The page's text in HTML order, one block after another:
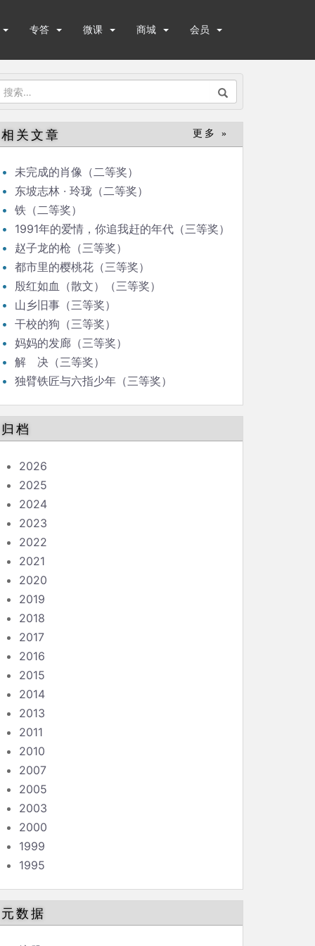
专答 微课 商城 会员
搜
：
相关文章 更多 »
未完成的肖像（二等奖）
东坡志林 · 玲珑（二等奖）
铁（二等奖）
1991年的爱情，你追我赶的年代（三等奖）
赵子龙的枪（三等奖）
都市里的樱桃花（三等奖）
殷红如血（散文）（三等奖）
山乡旧事（三等奖）
干校的狗（三等奖）
妈妈的发廊（三等奖）
解 决（三等奖）
独臂铁匠与六指少年（三等奖）
归档
2026
2025
2024
2023
2022
2021
2020
2019
2018
2017
2016
2015
2014
2013
2011
2010
2007
2005
2003
2000
1999
1995
元数据